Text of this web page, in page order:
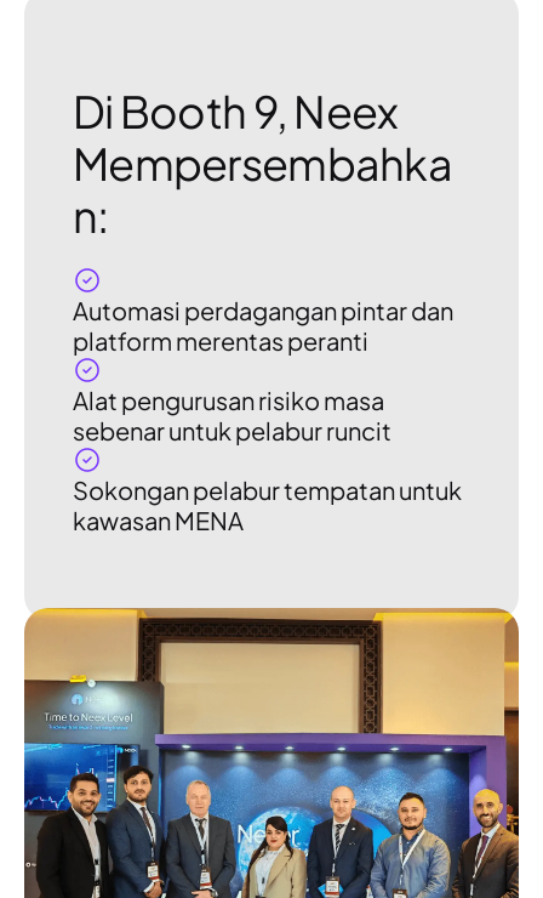
Di Booth 9, Neex
Mempersembahka
n:
Automasi perdagangan pintar dan
platform merentas peranti
Alat pengurusan risiko masa
sebenar untuk pelabur runcit
Sokongan pelabur tempatan untuk
kawasan MENA